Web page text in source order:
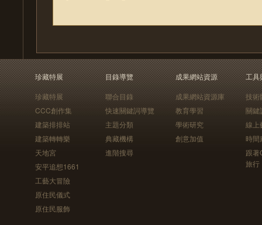
珍藏特展
珍藏特展
CCC創作集
建築排排站
建築轉轉樂
天地宮
安平追想1661
工藝大冒險
原住民儀式
原住民服飾
目錄導覽
聯合目錄
快速關鍵詞導覽
主題分類
典藏機構
進階搜尋
成果網站資源
成果網站資源庫
教育學習
學術研究
創意加值
工具
技術
關鍵
線上
時間
跟
旅行